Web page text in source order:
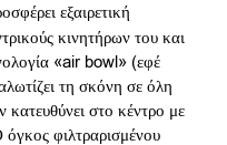
εξαιρετική
κινητήρων του και
«air bowl» (εφέ
τη σκόνη σε όλη
κατευθύνει στο κέντρο με
φιλτραρισμένου